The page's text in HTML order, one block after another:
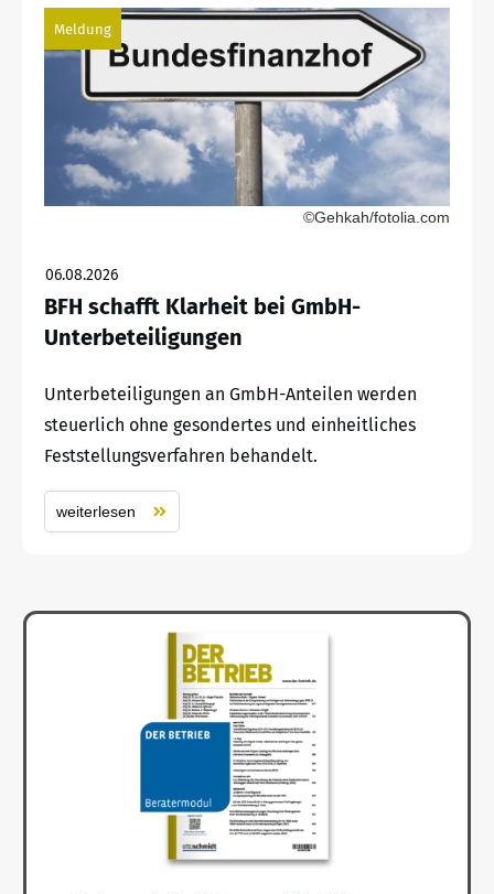
Meldung
©Gehkah/fotolia.com
06.08.2026
BFH schafft Klarheit bei GmbH-
Unterbeteiligungen
Unterbeteiligungen an GmbH-Anteilen werden
steuerlich ohne gesondertes und einheitliches
Feststellungsverfahren behandelt.
weiterlesen